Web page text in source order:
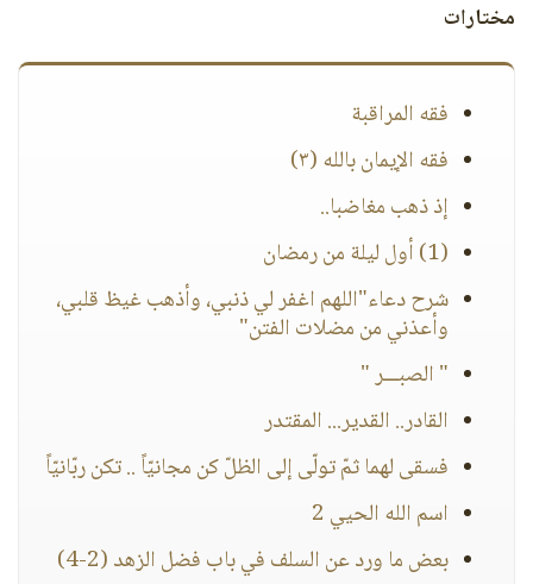
مختارات
فقه المراقبة
فقه الإيمان بالله (٣)
إذ ذهب مغاضبا..
(1) أول ليلة من رمضان
شرح دعاء"اللهم اغفر لي ذنبي، وأذهب غيظ قلبي،
وأعذني من مضلات الفتن"
" الصبـــر "
القادر.. القدير... المقتدر
فسقى لهما ثمّ تولّى إلى الظلّ كن مجانيّاً .. تكن ربّانيّاً
اسم الله الحيي 2
بعض ما ورد عن السلف في باب فضل الزهد (2-4)